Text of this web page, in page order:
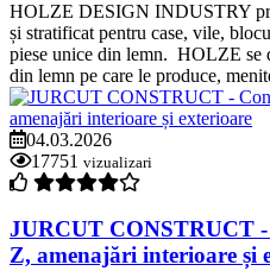
HOLZE DESIGN INDUSTRY
și stratificat pentru case, vile,
piese unice din lemn. HOLZE se
din lemn pe care le produce,
04.03.2026
17751 vizualizari
JURCUT CONSTRUCT -
Z, amenajări interioare și